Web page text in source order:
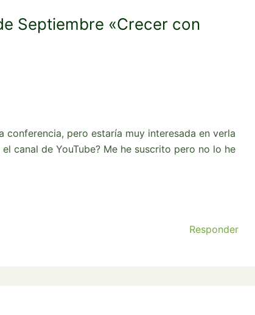
Septiembre «Crecer con
pero estaría muy interesada en verla
canal de YouTube? Me he suscrito pero no lo he
Responder